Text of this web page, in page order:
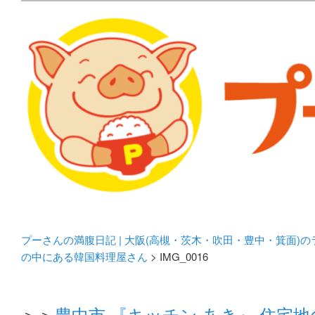
プーさんの満腹日記 |
豊中・箕面)のランチ＆
化してます。
プーさんの満腹日記 | 大阪(高槻・茨木・吹田・豊中・箕面)
の中にある韓国料理屋さん > IMG_0016